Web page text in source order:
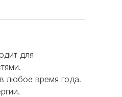
для
любое время года.